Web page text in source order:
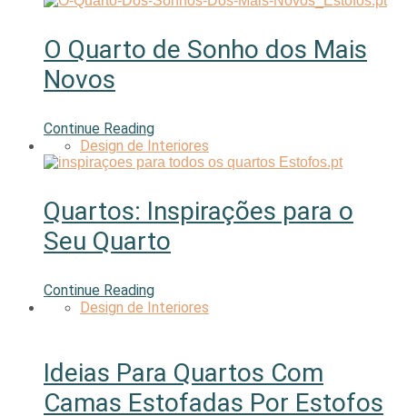
O Quarto de Sonho dos Mais
Novos
Continue Reading
Design de Interiores
Quartos: Inspirações para o
Seu Quarto
Continue Reading
Design de Interiores
Ideias Para Quartos Com
Camas Estofadas Por Estofos